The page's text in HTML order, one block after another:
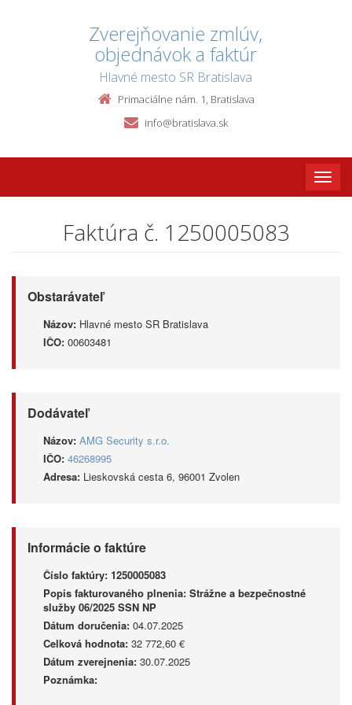
Zverejňovanie zmlúv,
objednávok a faktúr
Hlavné mesto SR Bratislava
Primaciálne nám. 1, Bratislava
info@bratislava.sk
Toggle
Faktúra č. 1250005083
Obstarávateľ
Názov: Hlavné mesto SR Bratislava
IČO: 00603481
Dodávateľ
Názov: AMG Security s.r.o.
IČO: 46268995
Adresa: Lieskovská cesta 6, 96001 Zvolen
Informácie o faktúre
Číslo faktúry: 1250005083
Popis fakturovaného plnenia: Strážne a bezpečnostné
služby 06/2025 SSN NP
Dátum doručenia: 04.07.2025
Celková hodnota: 32 772,60 €
Dátum zverejnenia: 30.07.2025
Poznámka: